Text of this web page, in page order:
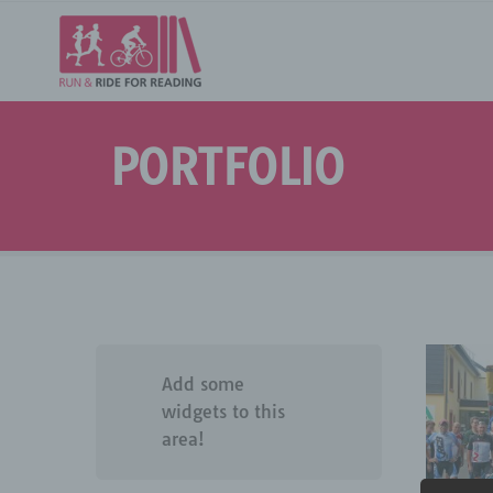
PORTFOLIO
Add some
widgets to this
area!